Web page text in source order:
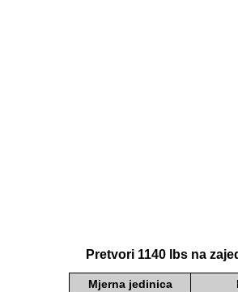
Pretvori 1140 lbs na
Mjerna jedinica